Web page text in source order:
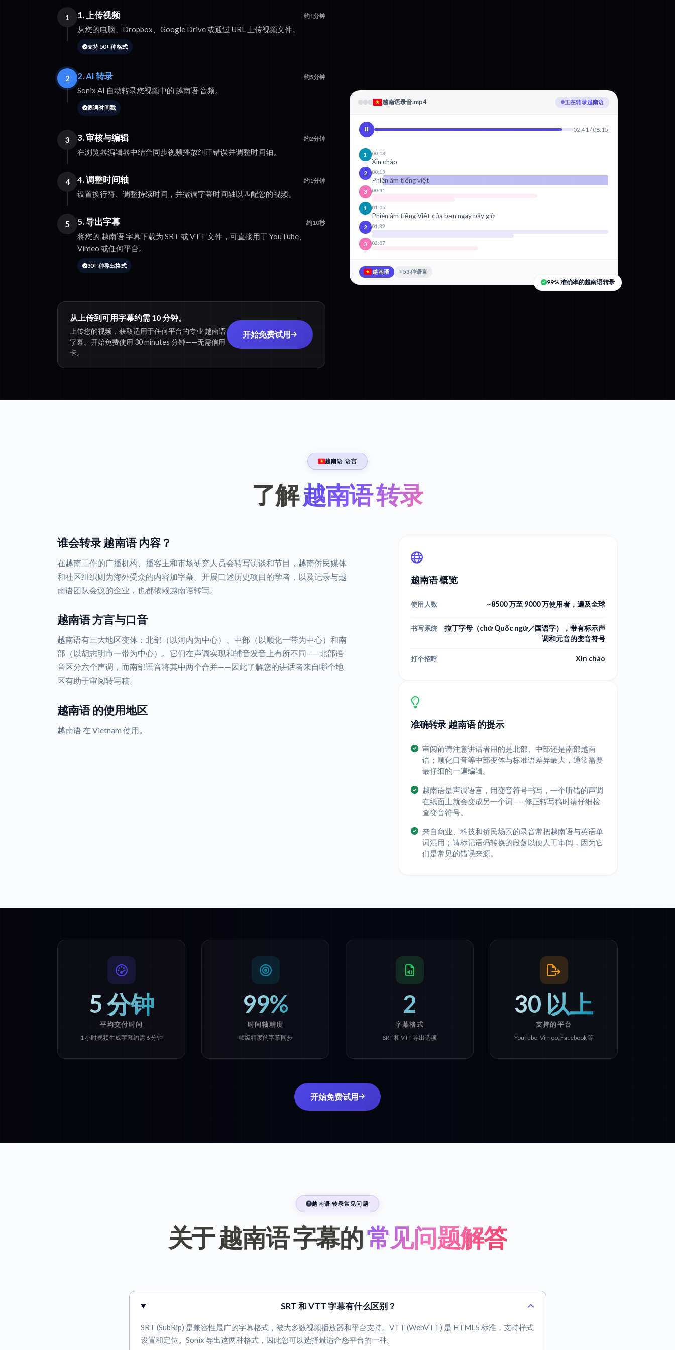
1 1. 上传视频 约1分钟
从您的电脑、Dropbox、Google Drive 或通过 URL 上传视频文件。
支持 50+ 种格式
2 2. AI 转录 约5分钟
Sonix AI 自动转录您视频中的 越南语 音频。
逐词时间戳
3 3. 审核与编辑 约2分钟
在浏览器编辑器中结合同步视频播放纠正错误并调整时间轴。
4 4. 调整时间轴 约1分钟
设置换行符、调整持续时间，并微调字幕时间轴以匹配您的视频。
5 5. 导出字幕 约10秒
将您的 越南语 字幕下载为 SRT 或 VTT 文件，可直接用于 YouTube、
Vimeo 或任何平台。
30+ 种导出格式
从上传到可用字幕约需 10 分钟。
上传您的视频，获取适用于任何平台的专业 越南语
字幕。开始免费使用 30 minutes 分钟——无需信用
卡。
开始免费试用
越南语录音.mp4 编辑中
02:41 / 08:15
1 00:03
Xin chào
2 00:19
Phiên âm tiếng việt
3 00:41
1 01:05
Phiên âm tiếng Việt của bạn ngay bây giờ
2 01:32
3 02:07
越南语 +53 种语言
99% 准确率的越南语转录
越南语 语言
了解越南语 转录
谁会转录 越南语 内容？
在越南工作的广播机构、播客主和市场研究人员会转写访谈和节目，越南侨民媒体
和社区组织则为海外受众的内容加字幕。开展口述历史项目的学者，以及记录与越
南语团队会议的企业，也都依赖越南语转写。
越南语 方言与口音
越南语有三大地区变体：北部（以河内为中心）、中部（以顺化一带为中心）和南
部（以胡志明市一带为中心）。它们在声调实现和辅音发音上有所不同——北部语
音区分六个声调，而南部语音将其中两个合并——因此了解您的讲话者来自哪个地
区有助于审阅转写稿。
越南语 的使用地区
越南语 在 Vietnam 使用。
越南语 概览
使用人数 ~8500 万至 9000 万使用者，遍及全球
书写系统
拉丁字母（chữ Quốc ngữ／国语字），带有标示声
调和元音的变音符号
打个招呼 Xin chào
准确转录 越南语 的提示
审阅前请注意讲话者用的是北部、中部还是南部越南
语；顺化口音等中部变体与标准语差异最大，通常需要
最仔细的一遍编辑。
越南语是声调语言，用变音符号书写，一个听错的声调
在纸面上就会变成另一个词——修正转写稿时请仔细检
查变音符号。
来自商业、科技和侨民场景的录音常把越南语与英语单
词混用；请标记语码转换的段落以便人工审阅，因为它
们是常见的错误来源。
5 分钟
平均交付时间
1 小时视频生成字幕约需 6 分钟
99%
时间轴精度
帧级精度的字幕同步
2
字幕格式
SRT 和 VTT 导出选项
30 以上
支持的平台
YouTube, Vimeo, Facebook 等
开始免费试用
越南语 转录常见问题
关于 越南语 字幕的常见问题解答
SRT 和 VTT 字幕有什么区别？
SRT (SubRip) 是兼容性最广的字幕格式，被大多数视频播放器和平台支持。VTT (WebVTT) 是 HTML5 标准，支持样式
设置和定位。Sonix 导出这两种格式，因此您可以选择最适合您平台的一种。